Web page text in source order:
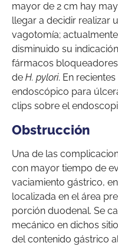
mayor de 2 cm hay
llegar a decidir realizar
vagotomía;
disminuido su
fármacos
de H. pylori. En
endoscópico para
clips sobre el
Obstrucción
Una de las
con mayor tiempo de
vaciamiento gástrico,
localizada en el área
porción duodenal. Se
mecánico en dichos
del contenido gástrico